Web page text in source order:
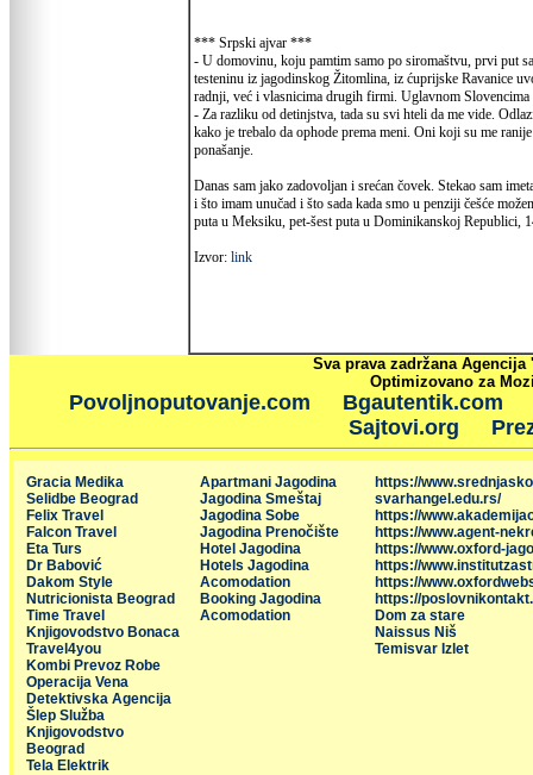
*** Srpski ajvar ***
- U domovinu, koju pamtim samo po siromaštvu, prvi put
testeninu iz jagodinskog Žitomlina, iz ćuprijske Ravanice
radnji, već i vlasnicima drugih firmi. Uglavnom
- Za razliku od detinjstva, tada su svi hteli da me vide.
kako je trebalo da ophode prema meni. Oni koji su me
ponašanje.
Danas sam jako zadovoljan i srećan čovek. Stekao sam
i što imam unučad i što sada kada smo u penziji češće
puta u Meksiku, pet-šest puta u Dominikanskoj
Izvor: link
Sva prava zadržana
Optimizovano za
Povoljnoputovanje.com
Bgautentik.com
Sajtovi.org
Gracia Medika
Selidbe Beograd
Felix Travel
Falcon Travel
Eta Turs
Dr Babović
Dakom Style
Nutricionista Beograd
Time Travel
Knjigovodstvo Bonaca
Travel4you
Kombi Prevoz Robe
Operacija Vena
Detektivska Agencija
Šlep Služba
Knjigovodstvo
Beograd
Tela Elektrik
Apartmani Jagodina
Jagodina Smeštaj
Jagodina Sobe
Jagodina Prenočište
Hotel Jagodina
Hotels Jagodina
Acomodation
Booking Jagodina
Acomodation
https://
svarhangel.edu.rs/
https://
https://www.agent-
https://www.oxford-
https://
https://
https://
Dom za stare
Naissus Niš
Temisvar Izlet